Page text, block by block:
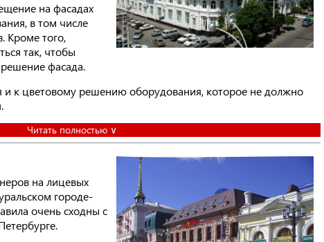
на фасадах
в том числе
Кроме того,
так, чтобы
фасада.
и к цветовому решению оборудования, которое не должно
Читать полностью ∨
на лицевых
городе-
очень сходны с